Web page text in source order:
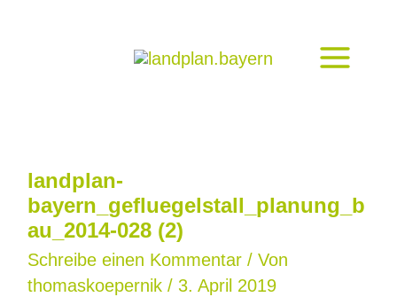
landplan-
bayern_gefluegelstall_planung_b
au_2014-028 (2)
Schreibe einen Kommentar / Von
thomaskoepernik / 3. April 2019